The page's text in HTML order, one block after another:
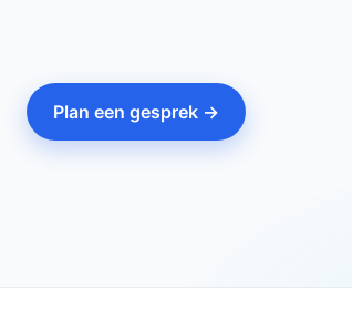
Plan een gesprek →